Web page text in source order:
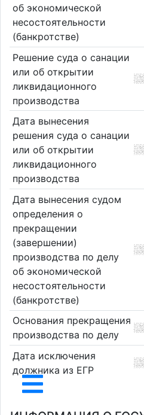
об экономической
несостоятельности
(банкротстве)
Решение суда о санации
или об открытии
ликвидационного
производства
Дата вынесения
решения суда о санации
или об открытии
ликвидационного
производства
Дата вынесения судом
определения о
прекращении
(завершении)
производства по делу
об экономической
несостоятельности
(банкротстве)
Основания прекращения
производства по делу
Дата исключения
должника из ЕГР